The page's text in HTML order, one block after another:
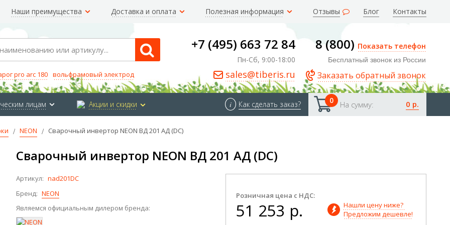
Наши преимущества Доставка и оплата Полезная информация Отзывы Блог Контакты
pro arc 180 вольфрамовый электрод
+7 (495) 663 72 84
Пн-Сб, 9:00-18:00
sales@tiberis.ru
8 (800) Показать телефон
Бесплатный звонок из России
Заказать обратный звонок
лицам Акции и скидки 0 На сумму: 0 р.
i Как сделать заказ?
NEON Сварочный инвертор NEON ВД 201 АД (DC)
Сварочный инвертор NEON ВД 201 АД (DC)
Артикул: nad201DC
Бренд: NEON
Являемся официальным дилером бренда:
Розничная цена с НДС:
51 253 р.
Нашли цену ниже?
Предложим дешевле!